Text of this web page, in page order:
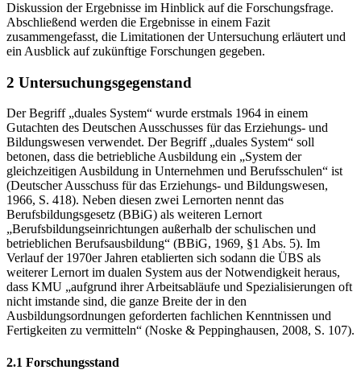
Diskussion der Ergebnisse im Hinblick auf die Forschungsfrage.
Abschließend werden die Ergebnisse in einem Fazit
zusammengefasst, die Limitationen der Untersuchung erläutert und
ein Ausblick auf zukünftige Forschungen gegeben.
2 Untersuchungsgegenstand
Der Begriff „duales System“ wurde erstmals 1964 in einem
Gutachten des Deutschen Ausschusses für das Erziehungs- und
Bildungswesen verwendet. Der Begriff „duales System“ soll
betonen, dass die betriebliche Ausbildung ein „System der
gleichzeitigen Ausbildung in Unternehmen und Berufsschulen“ ist
(Deutscher Ausschuss für das Erziehungs- und Bildungswesen,
1966, S. 418). Neben diesen zwei Lernorten nennt das
Berufsbildungsgesetz (BBiG) als weiteren Lernort
„Berufsbildungseinrichtungen außerhalb der schulischen und
betrieblichen Berufsausbildung“ (BBiG, 1969, §1 Abs. 5). Im
Verlauf der 1970er Jahren etablierten sich sodann die ÜBS als
weiterer Lernort im dualen System aus der Notwendigkeit heraus,
dass KMU „aufgrund ihrer Arbeitsabläufe und Spezialisierungen oft
nicht imstande sind, die ganze Breite der in den
Ausbildungsordnungen geforderten fachlichen Kenntnissen und
Fertigkeiten zu vermitteln“ (Noske & Peppinghausen, 2008, S. 107).
2.1 Forschungsstand